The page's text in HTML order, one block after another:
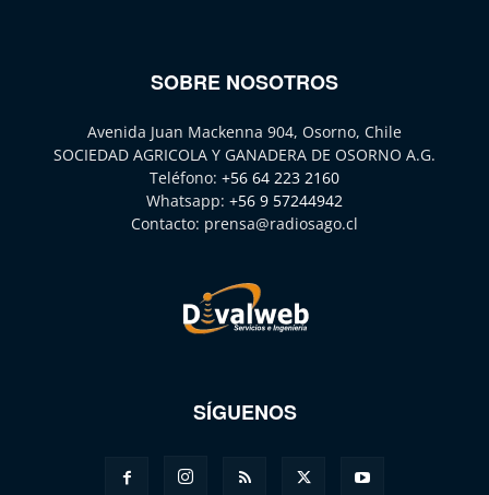
SOBRE NOSOTROS
Avenida Juan Mackenna 904, Osorno, Chile
SOCIEDAD AGRICOLA Y GANADERA DE OSORNO A.G.
Teléfono: +56 64 223 2160
Whatsapp: +56 9 57244942
Contacto: prensa@radiosago.cl
SÍGUENOS